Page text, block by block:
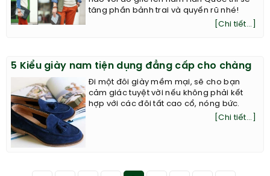
tăng phần bảnh trai và quyến rũ nhé!
[Chi tiết...]
5 Kiểu giày nam tiện dụng đẳng cấp cho chàng
Đi một đôi giày mềm mại, sẽ cho bạn
cảm giác tuyệt vời nếu không phải kết
hợp với các đôi tất cao cổ, nóng bức.
[Chi tiết...]